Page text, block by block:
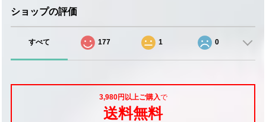
ショップの評価
すべて 177 1 0
3,980円以上ご購入で
送料無料